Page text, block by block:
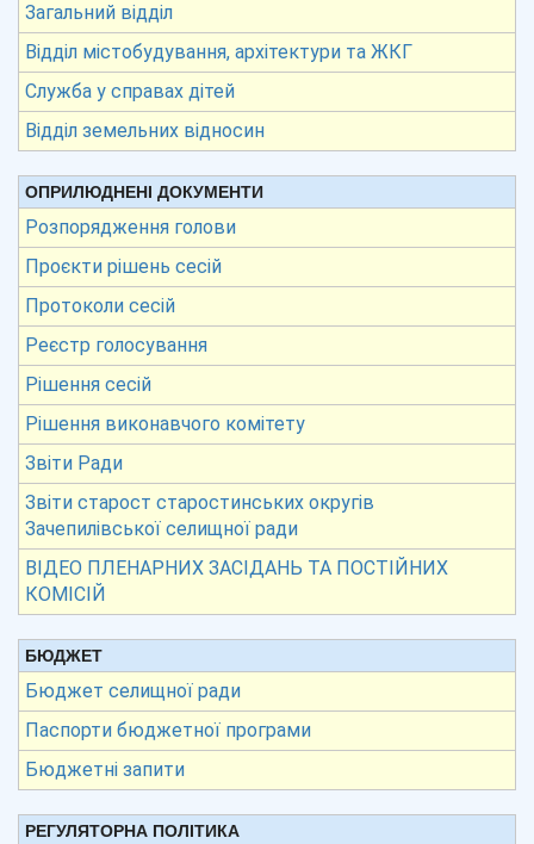
Загальний відділ
Відділ містобудування, архітектури та ЖКГ
Служба у справах дітей
Відділ земельних відносин
ОПРИЛЮДНЕНІ ДОКУМЕНТИ
Розпорядження голови
Проєкти рішень сесій
Протоколи сесій
Реєстр голосування
Рішення сесій
Рішення виконавчого комітету
Звіти Ради
Звіти старост старостинських округів
Зачепилівської селищної ради
ВІДЕО ПЛЕНАРНИХ ЗАСІДАНЬ ТА ПОСТІЙНИХ
КОМІСІЙ
БЮДЖЕТ
Бюджет селищної ради
Паспорти бюджетної програми
Бюджетні запити
РЕГУЛЯТОРНА ПОЛІТИКА